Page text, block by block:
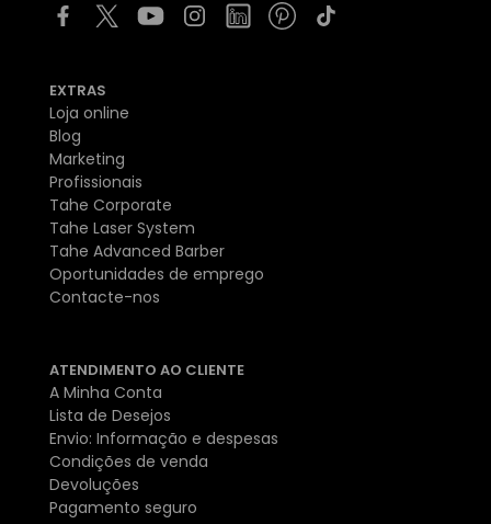
EXTRAS
Loja online
Blog
Marketing
Profissionais
Tahe Corporate
Tahe Laser System
Tahe Advanced Barber
Oportunidades de emprego
Contacte-nos
ATENDIMENTO AO CLIENTE
A Minha Conta
Lista de Desejos
Envio: Informação e despesas
Condições de venda
Devoluções
Pagamento seguro